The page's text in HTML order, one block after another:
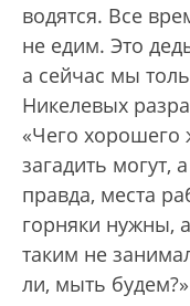
водятся. Все
не едим. Это
а сейчас мы
Никелевых
«Чего хорошего
загадить могут,
правда, места
горняки нужны,
таким не
ли, мыть будем?»